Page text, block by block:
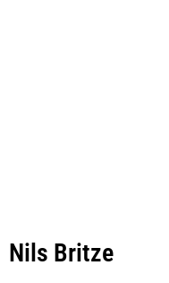
Nils Britze